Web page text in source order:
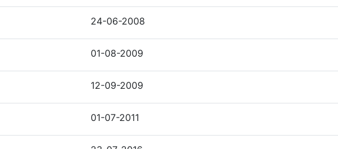
24-06-2008
01-08-2009
12-09-2009
01-07-2011